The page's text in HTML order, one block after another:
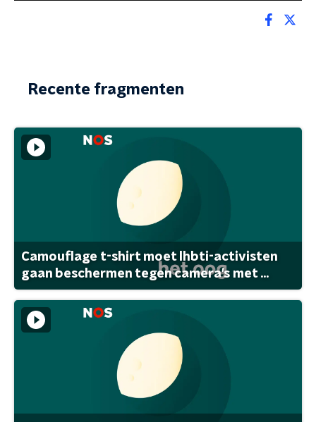
Recente fragmenten
Camouflage t-shirt moet lhbti-activisten
gaan beschermen tegen camera's met ...